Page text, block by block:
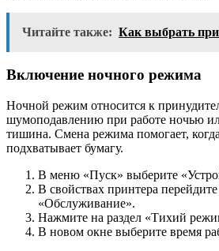
Читайте также: Как выбрать
Включение ночного режима
Ночной режим относится к
шумоподавлению при работе ночью
тишина. Смена режима помогает,
подхватывает бумагу.
В меню «Пуск» выберите
В свойствах принтера
«Обслуживание».
Нажмите на раздел «Тихий
В новом окне выберите время